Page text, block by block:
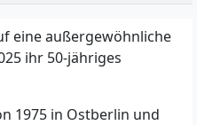
eine außergewöhnliche
ihr 50-jähriges
1975 in Ostberlin und